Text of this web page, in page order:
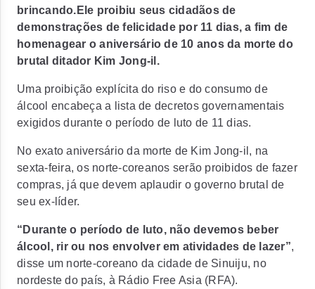
brincando.Ele proibiu seus cidadãos de
demonstrações de felicidade por 11 dias, a fim de
homenagear o aniversário de 10 anos da morte do
brutal ditador Kim Jong-il.
Uma proibição explícita do riso e do consumo de
álcool encabeça a lista de decretos governamentais
exigidos durante o período de luto de 11 dias.
No exato aniversário da morte de Kim Jong-il, na
sexta-feira, os norte-coreanos serão proibidos de fazer
compras, já que devem aplaudir o governo brutal de
seu ex-líder.
“Durante o período de luto, não devemos beber
álcool, rir ou nos envolver em atividades de lazer”,
disse um norte-coreano da cidade de Sinuiju, no
nordeste do país, à Rádio Free Asia (RFA).